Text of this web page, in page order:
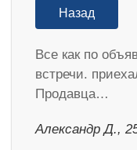
Назад
Все как по
встречи.
Продавца…
Александр Д.,